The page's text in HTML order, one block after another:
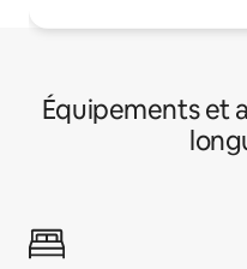
Équipements et